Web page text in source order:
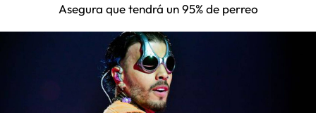
Asegura que tendrá un 95% de perreo